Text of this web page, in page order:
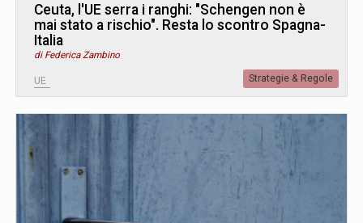
Ceuta, l'UE serra i ranghi: "Schengen non è
mai stato a rischio". Resta lo scontro Spagna-
Italia
di Federica Zambino
UE Strategie & Regole